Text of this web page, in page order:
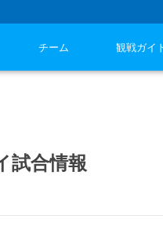
チーム 観戦ガイ
試合情報